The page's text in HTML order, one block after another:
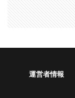
運営者情報